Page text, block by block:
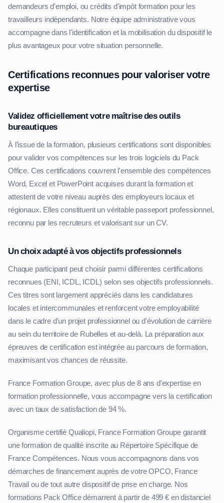
demandeurs d'emploi, ou crédits d'impôt formation pour les
travailleurs indépendants. Notre équipe administrative vous
accompagne dans l'identification et la mobilisation du dispositif le
plus avantageux pour votre situation personnelle.
Certifications reconnues pour valoriser votre
expertise
Validez officiellement votre maîtrise des outils
bureautiques
À l'issue de la formation, plusieurs certifications sont disponibles
pour valider vos compétences sur les trois logiciels du Pack
Office. Ces certifications couvrent l'ensemble des compétences
Word, Excel et PowerPoint acquises durant la formation et
attestent de votre niveau auprès des employeurs locaux et
régionaux. Elles constituent un véritable passeport professionnel,
reconnu par les recruteurs et valorisant sur un CV.
Un choix adapté à vos objectifs professionnels
Chaque participant peut choisir parmi différentes certifications
reconnues (ENI, ICDL, ICDL) selon ses objectifs professionnels.
Ces titres sont largement appréciés dans les candidatures
locales et intercommunales et renforcent votre employabilité
dans le cadre d'un projet professionnel ou d'évolution de carrière
au sein du territoire de Rubelles et au-delà. La préparation aux
épreuves de certification est intégrée au parcours de formation,
maximisant vos chances de réussite.
France Formation Groupe, avec plus de 8 ans d'expertise en
formation professionnelle, vous accompagne vers la certification
avec un taux de satisfaction de 94 %.
Organisme certifié Qualiopi, France Formation Groupe garantit
une formation de qualité inscrite au Répertoire Spécifique de
France Compétences. Nous vous accompagnons dans vos
démarches de financement auprès de votre OPCO, France
Travail ou de tout autre dispositif de prise en charge. Nos
formations Pack Office démarrent à partir de 499 € en distanciel